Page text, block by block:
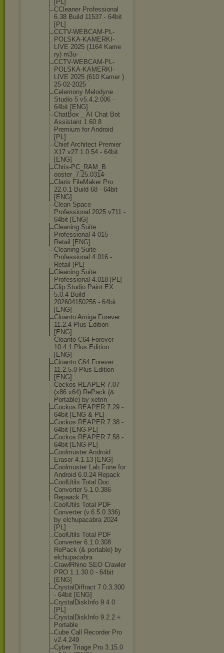
[PL]
CCleaner Professional
6.38 Build 11537 - 64bit
[PL]
CCTV-WEBCAM-PL-
POLSKA-KAMERK I-
LIVE 2025 (1164 Kame
ry) m3u-
CCTV-WEBCAM-PL-
POLSKA-KAMERK I-
LIVE 2025 (610 Kamer )
25-02-2025
Celemony Melodyne
Studio 5 v5.4.2.006 -
64bit [ENG]
ChatBox _ AI Chat Bot
Assistant 1.60.8
Premium for Android
[PL]
Chief Architect Premier
X17 v27.1.0.54 - 64bit
[ENG]
Chris-PC_RAM_B
ooster_7.25.0314-
Claris FileMaker Pro
22.0.1 Build 68 - 64bit
[ENG]
Clean Space
Professional 2025 v711 -
64bit [ENG]
Cleaning Suite
Professional 4 015 -
Retail [ENG]
Cleaning Suite
Professional 4.016 -
Retail [PL]
Cleaning Suite
Professional 4.018 [PL]
Clip Studio Paint EX
5.0.4 Build
202604150256 - 64bit
[ENG]
Cloanto Amiga Forever
11.2.4 Plus Edition
[ENG]
Cloanto C64 Forever
10.4.1 Plus Edition
[ENG]
Cloanto C64 Forever
11.2.5.0 Plus Edition
[ENG]
Cockos REAPER 7.07
(x86 x64) RePack (&
Portable) by xetrin
Cockos REAPER 7.29 -
64bit [ENG & PL]
Cockos REAPER 7.38 -
64bit [ENG-PL]
Cockos REAPER 7.58 -
64bit [ENG-PL]
Coolmuster Android
Eraser 4.1.13 [ENG]
Coolmuster Lab.Fone for
Android 6.0.24 Repack
CoolUtils Total Doc
Converter 5.1.0.386
Repaack PL
CoolUtils Total PDF
Converter (v.6.5.0.336)
by elchupacabra 2024
[PL]
CoolUtils Total PDF
Converter 6.1.0.308
RePack (& portable) by
elchupacabra
CrawlRhino SEO Crawler
PRO 1.1.30.0 - 64bit
[ENG]
CrystalDiffract 7.0.3.300
- 64bit [ENG]
CrystalDiskInfo 9 4 0
[PL]
CrystalDiskInfo 9.2.2 +
Portable
Cube Call Recorder Pro
v2.4.249
Cyber Triage Pro 3.15.0